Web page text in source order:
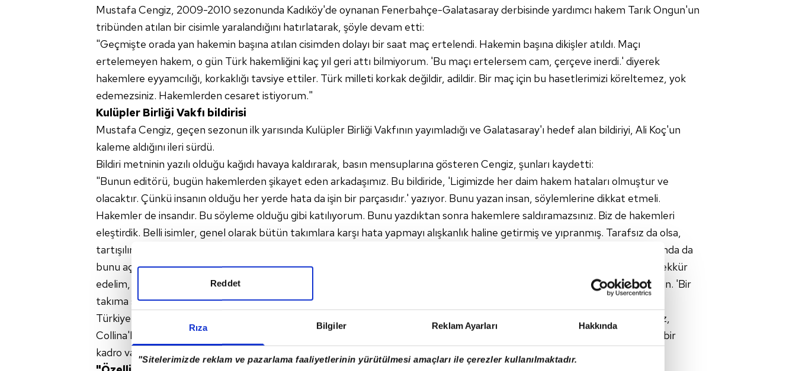
Rıza Bilgiler Reklam Ayarları Hakkında
"Sitelerimizde reklam ve pazarlama faaliyetlerinin yürütülmesi amaçları ile çerezler kullanılmaktadır.
Reddet
Mustafa Cengiz, 2009-2010 sezonunda Kadıköy'de oynanan Fenerbahçe-Galatasaray derbisinde yardımcı hakem Tarık Ongun'un
tribünden atılan bir cisimle yaralandığını hatırlatarak, şöyle devam etti:
"Geçmişte orada yan hakemin başına atılan cisimden dolayı bir saat maç ertelendi. Hakemin başına dikişler atıldı. Maçı
ertelemeyen hakem, o gün Türk hakemliğini kaç yıl geri attı bilmiyorum. 'Bu maçı ertelersem cam, çerçeve inerdi.' diyerek
hakemlere eyyamcılığı, korkaklığı tavsiye ettiler. Türk milleti korkak değildir, adildir. Bir maç için bu hasetlerimizi köreltemez, yok
edemezsiniz. Hakemlerden cesaret istiyorum."
Kulüpler Birliği Vakfı bildirisi
Mustafa Cengiz, geçen sezonun ilk yarısında Kulüpler Birliği Vakfının yayımladığı ve Galatasaray'ı hedef alan bildiriyi, Ali Koç'un
kaleme aldığını ileri sürdü.
Bildiri metninin yazılı olduğu kağıdı havaya kaldırarak, basın mensuplarına gösteren Cengiz, şunları kaydetti:
"Bunun editörü, bugün hakemlerden şikayet eden arkadaşımız. Bu bildiride, 'Ligimizde her daim hakem hataları olmuştur ve
olacaktır. Çünkü insanın olduğu her yerde hata da işin bir parçasıdır.' yazıyor. Bunu yazan insan, söylemlerine dikkat etmeli.
Hakemler de insandır. Bu söyleme olduğu gibi katılıyorum. Bunu yazdıktan sonra hakemlere saldıramazsınız. Biz de hakemleri
eleştirdik. Belli isimler, genel olarak bütün takımlara karşı hata yapmayı alışkanlık haline getirmiş ve yıpranmış. Tarafsız da olsa,
tartışılır hale gelen insanların artık sahneden çekilmesini istedik. Hala istiyoruz. Riva'daki son Kulüpler Birliği Vakfı toplantısında da
bunu açıkça dile getirdim. Bütün kulüp başkanları bu konuda ısrarcı oldu. Artık yıpranmış isimlerle yürümeyelim, onlara teşekkür
edelim, sahneyi genç hakemlere bırakalım. Hata yapacaksa onlar yapsın ama gördüğünü çalsın. Adalet dağıtmasın, adil olsun. 'Bir
takıma sarı kart verdim, diğerine de vermem lazım' diye fırsat kollamasın."
Türkiye'de unutulmaz İtalyan hakem Pierluigi Collina gibi isimler yetişmesini istediğini aktaran Cengiz, "Collina'lar bekliyoruz,
Collina'lar istiyoruz. Bu bir hayal ama Türk hakemliğinin mutlaka buna ulaşacağına inanıyorum. Alttan gelen genç ve kaliteli bir
kadro var. Bunlara cesaret tavsiye ediyorum. Gördüğünü çal. Takım tutabilirsin ama adil olacaksın." şeklinde konuştu.